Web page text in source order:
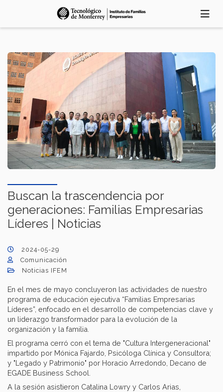
Buscan la trascendencia por
generaciones: Familias Empresarias
Líderes | Noticias
2024-05-29
Comunicación
Noticias IFEM
En el mes de mayo concluyeron las actividades de nuestro
programa de educación ejecutiva “Familias Empresarias
Líderes”, enfocado en el desarrollo de competencias clave y
un liderazgo transformador para la evolución de la
organización y la familia.
El programa cerró con el tema de "Cultura Intergeneracional"
impartido por Mónica Fajardo, Psicóloga Clínica y Consultora;
y "Legado y Patrimonio" por Horacio Arredondo, Decano de
EGADE Business School.
A la sesión asistieron Catalina Lowry y Carlos Arias,